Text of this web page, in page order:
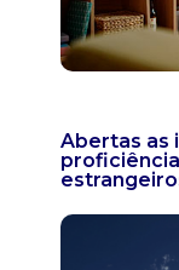
Abertas as